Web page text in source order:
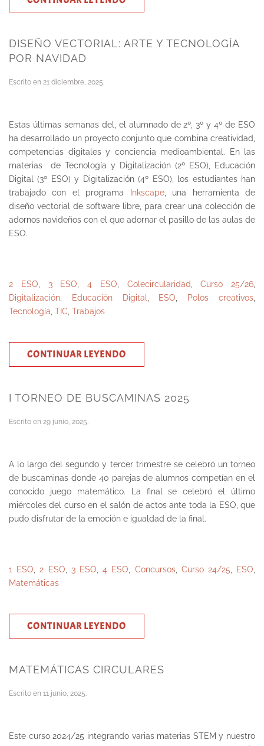
DISEÑO VECTORIAL: ARTE Y TECNOLOGÍA
POR NAVIDAD
Escrito en 21 diciembre, 2025
Estas últimas semanas del, el alumnado de 2º, 3º y 4º de ESO
ha desarrollado un proyecto conjunto que combina creatividad,
competencias digitales y conciencia medioambiental. En las
materias de Tecnología y Digitalización (2º ESO), Educación
Digital (3º ESO) y Digitalización (4º ESO), los estudiantes han
trabajado con el programa
Inkscape, una herramienta de
diseño vectorial de software libre, para crear una colección de
adornos navideños con el que adornar el pasillo de las aulas de
ESO.
2 ESO 3 ESO 4 ESO Colecircularidad ,Curso 25/26
Digitalización
Educación Digital ESO Polos creativos
Tecnología TIC Trabajos
CONTINUAR LEYENDO
I TORNEO DE BUSCAMINAS 2025
Escrito en 29 junio, 2025
A lo largo del segundo y tercer trimestre se celebró un torneo
de buscaminas donde 40 parejas de alumnos competían en el
conocido juego matemático. La final se celebró el último
miércoles del curso en el salón de actos ante toda la ESO, que
pudo disfrutar de la emoción e igualdad de la final.
1 ESO 2 ESO 3 ESO ,4 ESO Concursos, Curso 24/25 ESO
Matemáticas
CONTINUAR LEYENDO
MATEMÁTICAS CIRCULARES
Escrito en 11 junio, 2025
Este curso 2024/25 integrando varias materias STEM y nuestro